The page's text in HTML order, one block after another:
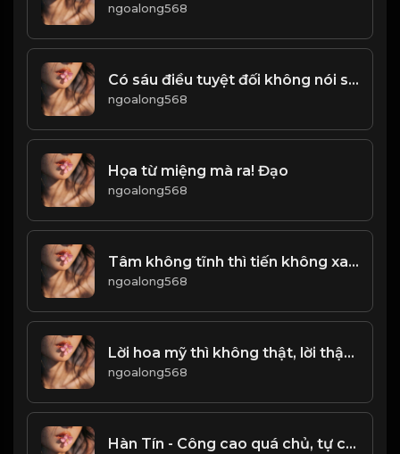
ngoalong568
Có sáu điều tuyệt đối không nói sau đây Bạn thu được cả đời
ngoalong568
Họa từ miệng mà ra! Đạo
ngoalong568
Tâm không tĩnh thì tiến không xa! & Đạo
ngoalong568
Lời hoa mỹ thì không thật, lời thật thì khó nghe! & Đạo
ngoalong568
Hàn Tín - Công cao quá chủ, tự chuốc họa sát thân! & Đạo